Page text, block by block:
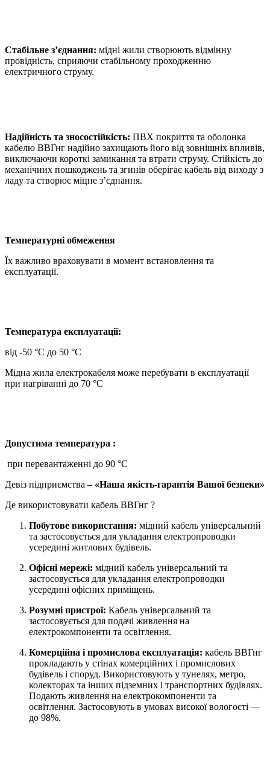
Стабільне з’єднання: мідні жили створюють відмінну
провідність, сприяючи стабільному проходженню
електричного струму.
Надійність та зносостійкість: ПВХ покриття та оболонка
кабелю ВВГнг надійно захищають його від зовнішніх впливів,
виключаючи короткі замикання та втрати струму. Стійкість до
механічних пошкоджень та згинів оберігає кабель від виходу з
ладу та створює міцне з’єднання.
Температурні обмеження
Їх важливо враховувати в момент встановлення та
експлуатації.
Температура експлуатації:
від -50 °C до 50 °C
Мідна жила електрокабеля може перебувати в експлуатації
при нагріванні до 70 °C
Допустима температура :
при перевантаженні до 90 °C
Девіз підприємства – «Наша якість-гарантія Вашої безпеки»
Де використовувати кабель ВВГнг ?
Побутове використання: мідний кабель універсальний
та застосовується для укладання електропроводки
усередині житлових будівель.
Офісні мережі: мідний кабель універсальний та
застосовується для укладання електропроводки
усередині офісних приміщень.
Розумні пристрої: Кабель універсальний та
застосовується для подачі живлення на
електрокомпоненти та освітлення.
Комерційна і промислова експлуатація: кабель ВВГнг
прокладають у стінах комерційних і промислових
будівель і споруд. Використовують у тунелях, метро,
колекторах та інших підземних і транспортних будівлях.
Подають живлення на електрокомпоненти та
освітлення. Застосовують в умовах високої вологості —
до 98%.